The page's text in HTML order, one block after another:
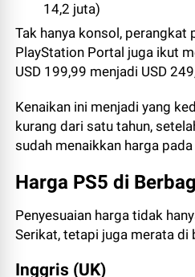
14,2 juta)
Tak hanya konsol, perangkat
PlayStation Portal juga ikut
USD 199,99 menjadi USD
Kenaikan ini menjadi yang
kurang dari satu tahun,
sudah menaikkan harga
Harga PS5 di
Penyesuaian harga tidak
Serikat, tetapi juga merata di
Inggris (UK)